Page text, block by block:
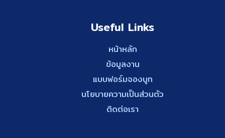
Useful Links
หน้าหลัก
ข้อมูลงาน
แบบฟอร์มจองบูท
นโยบายความเป็นส่วนตัว
ติดต่อเรา